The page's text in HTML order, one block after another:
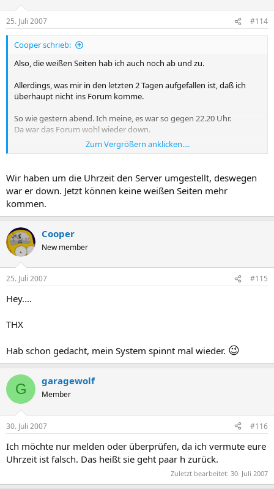
25. Juli 2007 #114
Cooper schrieb:
Also, die weißen Seiten hab ich auch noch ab und zu.
Allerdings, was mir in den letzten 2 Tagen aufgefallen ist, daß ich
überhaupt nicht ins Forum komme.
So wie gestern abend. Ich meine, es war so gegen 22.20 Uhr.
Da war das Forum wohl wieder down.
Genauso war es vorgestern auch.
Doch heut morgen ging ja alles wieder.😉
Zum Vergrößern anklicken....
Wir haben um die Uhrzeit den Server umgestellt, deswegen
war er down. Jetzt können keine weißen Seiten mehr
kommen.
Cooper
New member
25. Juli 2007 #115
Hey....
THX
Hab schon gedacht, mein System spinnt mal wieder. 😉
G garagewolf
Member
30. Juli 2007 #116
Ich möchte nur melden oder überprüfen, da ich vermute eure
Uhrzeit ist falsch. Das heißt sie geht paar h zurück.
Zuletzt bearbeitet: 30. Juli 2007